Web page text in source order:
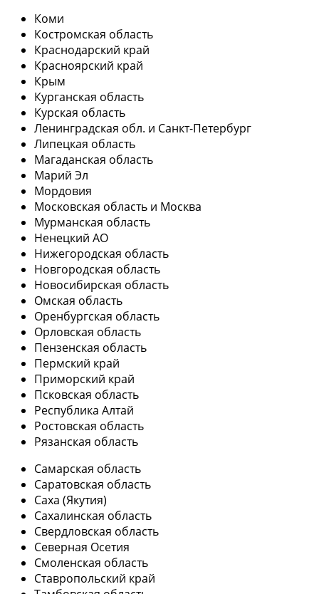
Коми
Костромская область
Краснодарский край
Красноярский край
Крым
Курганская область
Курская область
Ленинградская обл. и Санкт-Петербург
Липецкая область
Магаданская область
Марий Эл
Мордовия
Московская область и Москва
Мурманская область
Ненецкий АО
Нижегородская область
Новгородская область
Новосибирская область
Омская область
Оренбургская область
Орловская область
Пензенская область
Пермский край
Приморский край
Псковская область
Республика Алтай
Ростовская область
Рязанская область
Самарская область
Саратовская область
Саха (Якутия)
Сахалинская область
Свердловская область
Северная Осетия
Смоленская область
Ставропольский край